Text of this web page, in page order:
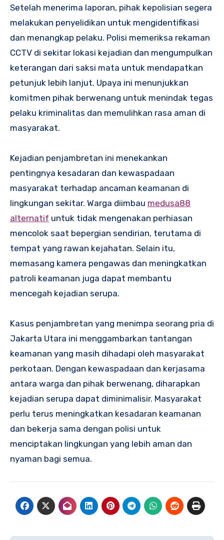
Setelah menerima laporan, pihak kepolisian segera
melakukan penyelidikan untuk mengidentifikasi
dan menangkap pelaku. Polisi memeriksa rekaman
CCTV di sekitar lokasi kejadian dan mengumpulkan
keterangan dari saksi mata untuk mendapatkan
petunjuk lebih lanjut. Upaya ini menunjukkan
komitmen pihak berwenang untuk menindak tegas
pelaku kriminalitas dan memulihkan rasa aman di
masyarakat.
Kejadian penjambretan ini menekankan
pentingnya kesadaran dan kewaspadaan
masyarakat terhadap ancaman keamanan di
lingkungan sekitar. Warga diimbau medusa88
alternatif untuk tidak mengenakan perhiasan
mencolok saat bepergian sendirian, terutama di
tempat yang rawan kejahatan. Selain itu,
memasang kamera pengawas dan meningkatkan
patroli keamanan juga dapat membantu
mencegah kejadian serupa.
Kasus penjambretan yang menimpa seorang pria di
Jakarta Utara ini menggambarkan tantangan
keamanan yang masih dihadapi oleh masyarakat
perkotaan. Dengan kewaspadaan dan kerjasama
antara warga dan pihak berwenang, diharapkan
kejadian serupa dapat diminimalisir. Masyarakat
perlu terus meningkatkan kesadaran keamanan
dan bekerja sama dengan polisi untuk
menciptakan lingkungan yang lebih aman dan
nyaman bagi semua.